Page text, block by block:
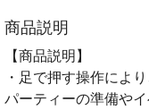
商品説明
【商品説明】
・足で押す操作によ
パーティーの準備や